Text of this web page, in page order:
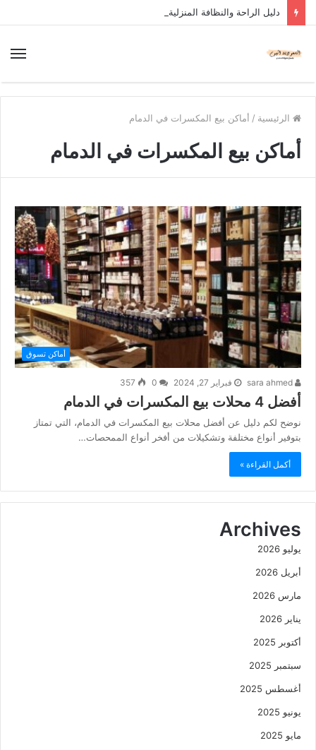
دليل الراحة والنظافة المنزلية
الرئيسية / أماكن بيع المكسرات في الدمام
أماكن بيع المكسرات في الدمام
أماكن تسوق
فبراير 27, 2024 357
أفضل 4 محلات بيع المكسرات في الدمام
نوضح لكم دليل عن أفضل محلات بيع المكسرات في الدمام، التي تمتاز
بتوفير أنواع مختلفة وتشكيلات من أفخر أنواع الممحصات…
أكمل القراءة »
Archives
يوليو 2026
أبريل 2026
مارس 2026
يناير 2026
أكتوبر 2025
سبتمبر 2025
أغسطس 2025
يونيو 2025
مايو 2025